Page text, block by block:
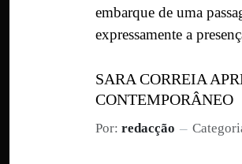
embarque de uma
expressamente a
SARA CORREIA
CONTEMPORÂNEO
Por: redacção